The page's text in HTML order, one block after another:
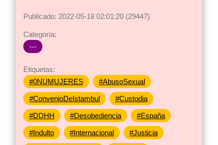
Publicado: 2022-05-18 02:01:20 (29447)
Categoría:
---
Etiquetas:
#0NUMUJERES
#AbusoSexual
#ConvenioDeIstambul #Custodia
#DDHH #Desobediencia #España
#Indulto #Internacional #Justicia